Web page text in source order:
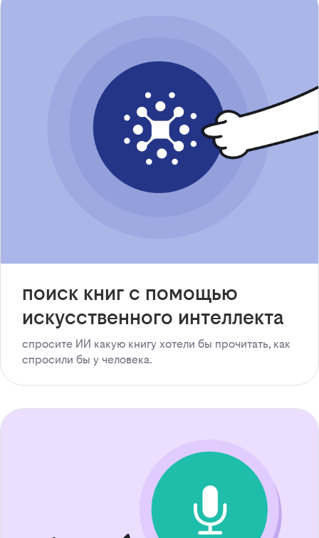
поиск книг с помощью
искусственного интеллекта
спросите ИИ какую книгу хотели бы прочитать, как
спросили бы у человека.